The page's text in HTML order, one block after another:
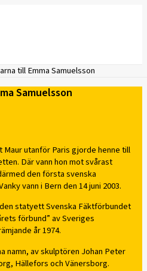
till Emma Samuelsson
Samuelsson
Maur utanför Paris gjorde henne till
Där vann hon mot svårast
den första svenska
vann i Bern den 14 juni 2003.
statyett Svenska Fäktförbundet
förbund” av Sveriges
år 1974.
namn, av skulptören Johan Peter
Hällefors och Vänersborg.